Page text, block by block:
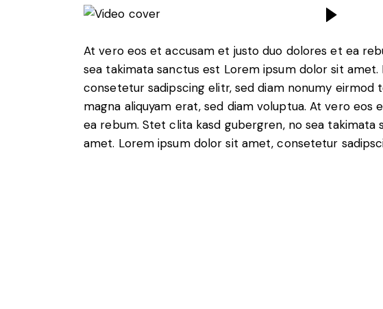
At vero eos et accusam et justo duo dolores et ea
sea takimata sanctus est Lorem ipsum dolor sit
consetetur sadipscing elitr, sed diam nonumy
magna aliquyam erat, sed diam voluptua. At vero eos
ea rebum. Stet clita kasd gubergren, no sea takimata
amet. Lorem ipsum dolor sit amet, consetetur